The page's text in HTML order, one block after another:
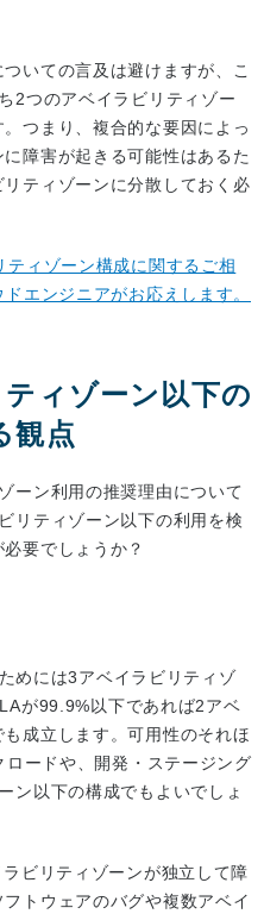
いての言及は避けますが、こ
2つのアベイラビリティゾー
つまり、複合的な要因によっ
障害が起きる可能性はあるた
ティゾーンに分散しておく必
ティゾーン構成に関するご相
エンジニアがお応えします。
ィゾーン以下の
観点
ーン利用の推奨理由について
リティゾーン以下の利用を検
要でしょうか？
めには3アベイラビリティゾ
が99.9%以下であれば2アベ
成立します。可用性のそれほ
ードや、開発・ステージング
ン以下の構成でもよいでしょ
ビリティゾーンが独立して障
トウェアのバグや複数アベイ